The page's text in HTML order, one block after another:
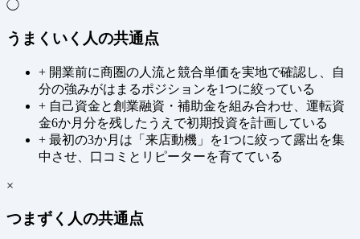
◯
うまくいく人の共通点
+ 開業前に商圏の人流と競合単価を実地で確認し、自
分の強みがはまるポジションを1つに絞っている
+ 自己資金と創業融資・補助金を組み合わせ、運転資
金6か月分を残したうえで初期投資を計画している
+ 最初の3か月は「来店動機」を1つに絞って露出を集
中させ、口コミとリピーターを育てている
×
つまずく人の共通点